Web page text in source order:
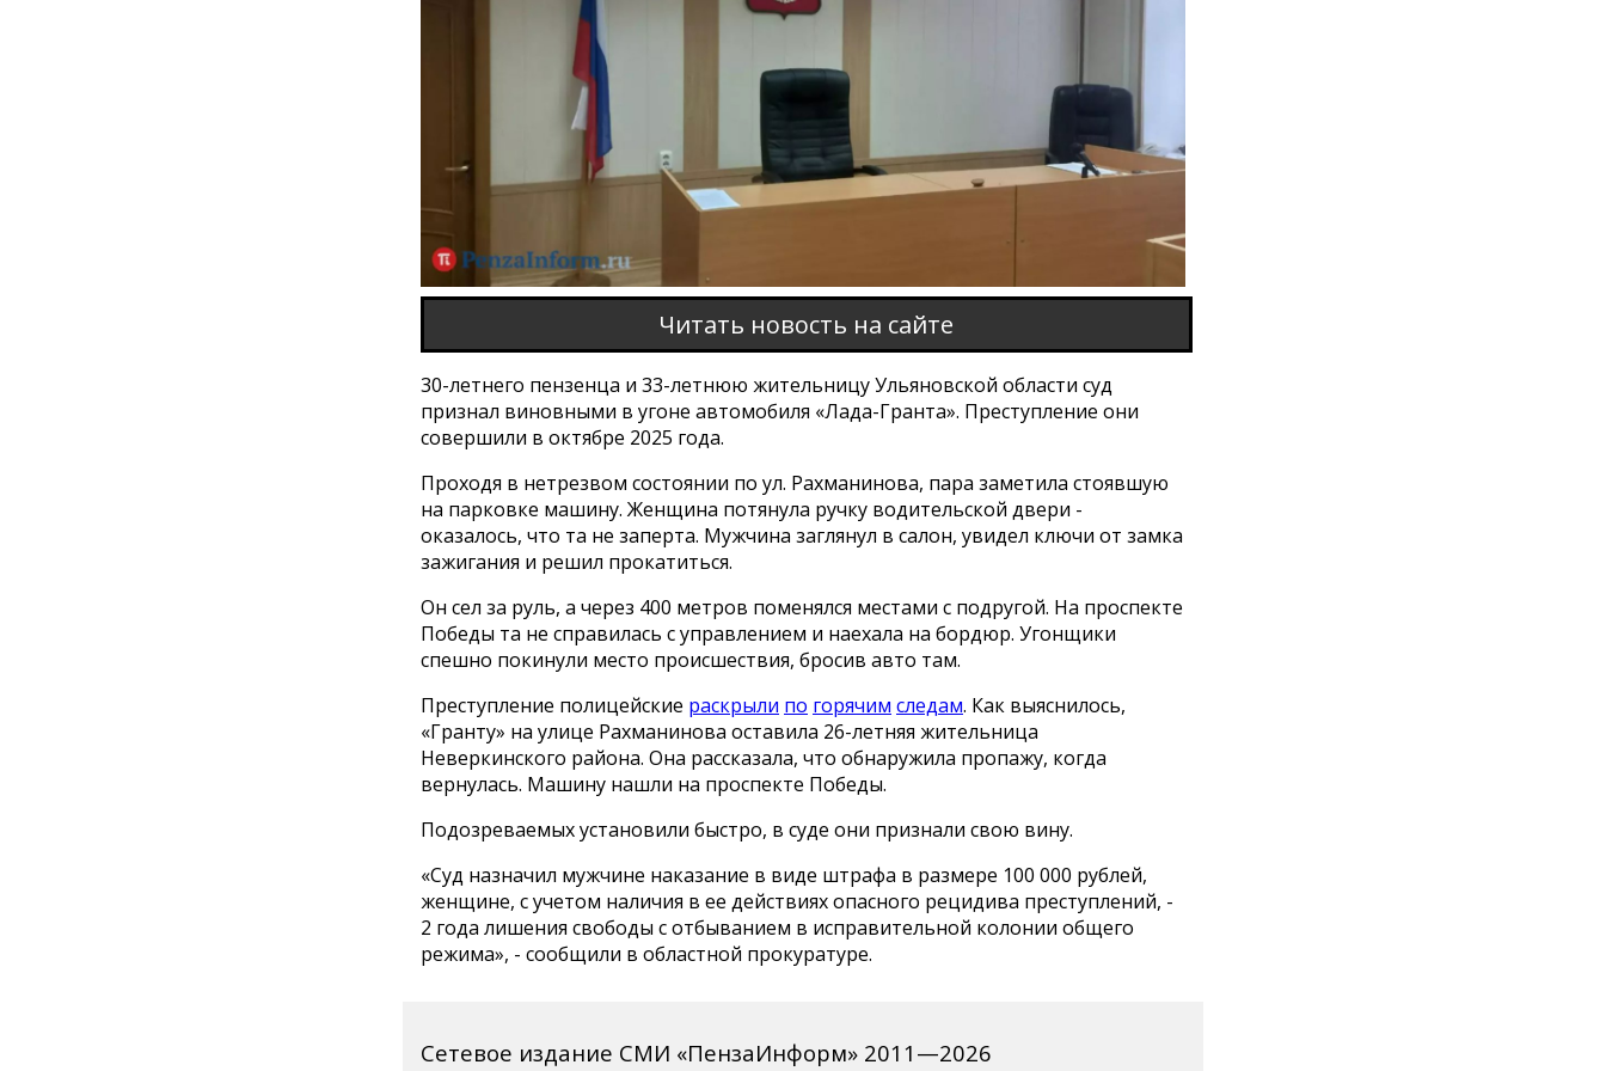
Читать новость на сайте
30-летнего пензенца и 33-летнюю жительницу Ульяновской области суд
признал виновными в угоне автомобиля «Лада-Гранта». Преступление они
совершили в октябре 2025 года.
Проходя в нетрезвом состоянии по ул. Рахманинова, пара заметила стоявшую
на парковке машину. Женщина потянула ручку водительской двери -
оказалось, что та не заперта. Мужчина заглянул в салон, увидел ключи от замка
зажигания и решил прокатиться.
Он сел за руль, а через 400 метров поменялся местами с подругой. На проспекте
Победы та не справилась с управлением и наехала на бордюр. Угонщики
спешно покинули место происшествия, бросив авто там.
Преступление полицейские раскрыли по горячим следам. Как выяснилось,
«Гранту» на улице Рахманинова оставила 26-летняя жительница
Неверкинского района. Она рассказала, что обнаружила пропажу, когда
вернулась. Машину нашли на проспекте Победы.
Подозреваемых установили быстро, в суде они признали свою вину.
«Суд назначил мужчине наказание в виде штрафа в размере 100 000 рублей,
женщине, с учетом наличия в ее действиях опасного рецидива преступлений, -
2 года лишения свободы с отбыванием в исправительной колонии общего
режима», - сообщили в областной прокуратуре.
Сетевое издание СМИ «ПензаИнформ» 2011—2026